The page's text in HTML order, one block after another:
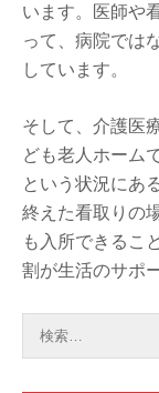
います。医師や
って、病院では
しています。
そして、介護医
ども老人ホーム
という状況にあ
終えた看取りの
も入所できるこ
割が生活のサポ